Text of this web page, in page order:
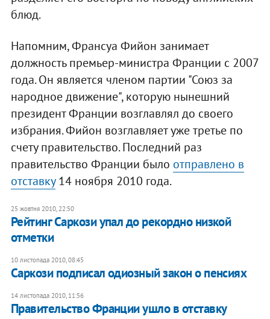
блюд.
Напомним, Франсуа Фийон занимает
должность премьер-министра Франции с 2007
года. Он является членом партии "Союз за
народное движение", которую нынешний
президент Франции возглавлял до своего
избрания. Фийон возглавляет уже третье по
счету правительство. Последний раз
правительство Франции было отправлено в
отставку14 ноября 2010 года.
25 жовтня 2010, 22:50
Рейтинг Саркози упал до рекордно низкой
отметки
10 листопада 2010, 08:45
Саркози подписал одиозный закон о пенсиях
14 листопада 2010, 11:56
Правительство Франции ушло в отставку